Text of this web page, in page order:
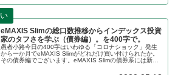
eMAXIS Slimの総口数推移からインデックス投資
家のタフさを学ぶ（債券編）。を400字で。
愚者小路今日の400字はいわゆる「コロナショック」発生
から一か月でeMAXIS Slimがどれだけ買い付けられたか。
その債券編でございます。eMAXIS Slimの債券系には新興